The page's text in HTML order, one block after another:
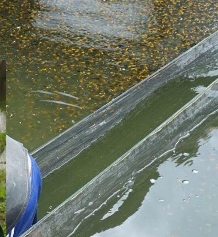
Cupang
Molly
Channa
Koi
Koki
Guppy
Platy
Glofish
Danio
Manfish
Discuss
Palmas
Kura-kura
KATEGORI
Berita